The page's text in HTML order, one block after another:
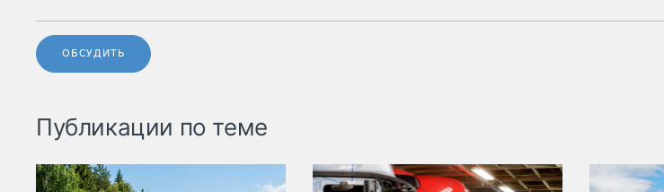
ОБСУДИТЬ
Публикации по теме